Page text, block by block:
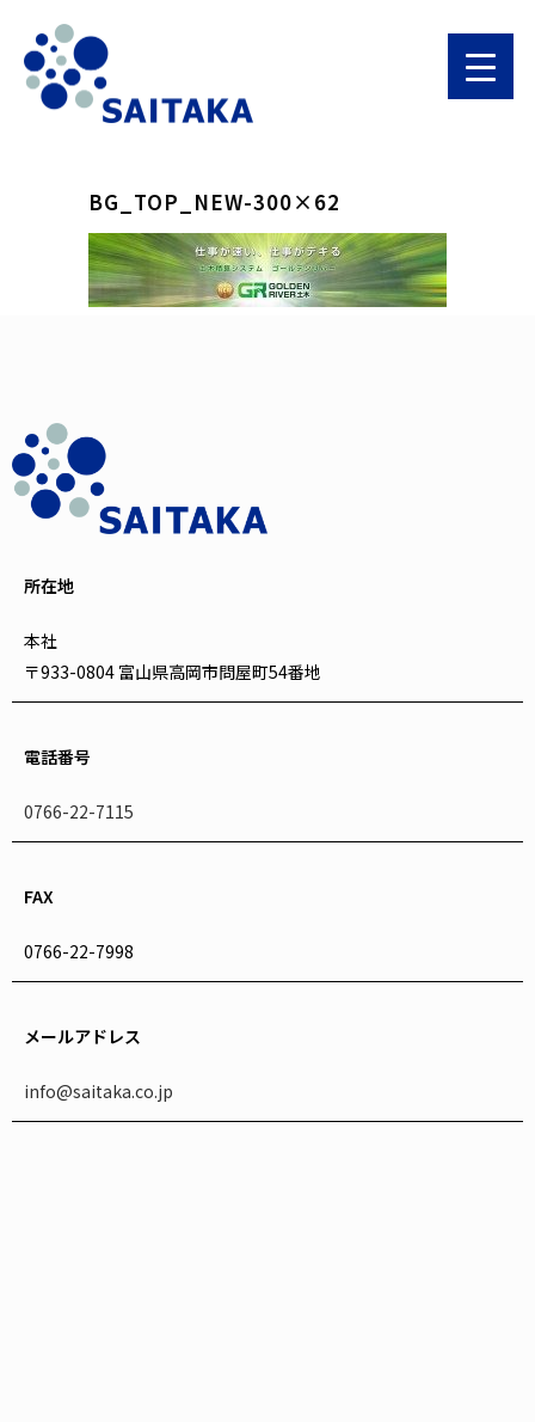
BG_TOP_NEW-300×62
所在地
本社
〒933-0804 富山県高岡市問屋町54番地
電話番号
0766-22-7115
FAX
0766-22-7998
メールアドレス
info@saitaka.co.jp